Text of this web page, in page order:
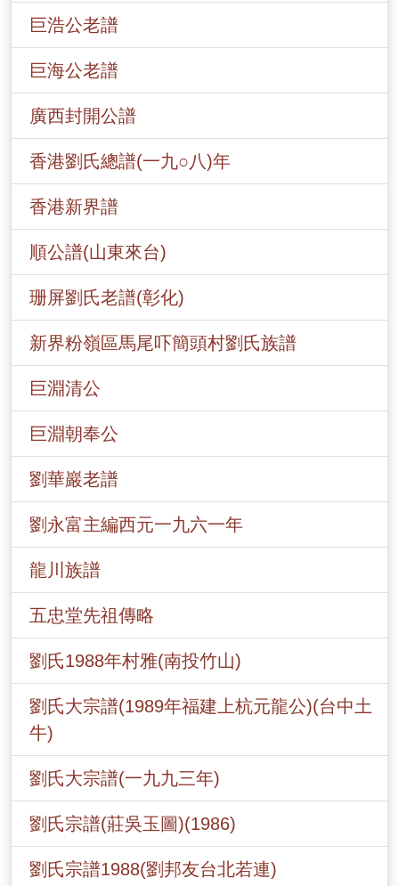
巨浩公老譜
巨海公老譜
廣西封開公譜
香港劉氏總譜(一九○八)年
香港新界譜
順公譜(山東來台)
珊屏劉氏老譜(彰化)
新界粉嶺區馬尾吓簡頭村劉氏族譜
巨淵清公
巨淵朝奉公
劉華巖老譜
劉永富主編西元一九六一年
龍川族譜
五忠堂先祖傳略
劉氏1988年村雅(南投竹山)
劉氏大宗譜(1989年福建上杭元龍公)(台中土
牛)
劉氏大宗譜(一九九三年)
劉氏宗譜(莊吳玉圖)(1986)
劉氏宗譜1988(劉邦友台北若連)